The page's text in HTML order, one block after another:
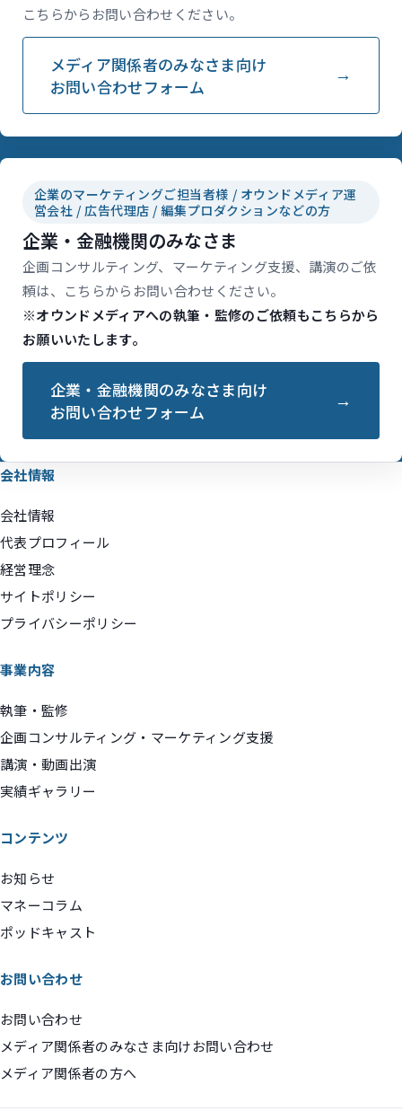
こちらからお問い合わせください。
メディア関係者のみなさま向け
お問い合わせフォーム
企業のマーケティングご担当者様 / オウンドメディア運
営会社 / 広告代理店 / 編集プロダクションなどの方
企業・金融機関のみなさま
企画コンサルティング、マーケティング支援、講演のご依
頼は、こちらからお問い合わせください。
※オウンドメディアへの執筆・監修のご依頼もこちらから
お願いいたします。
企業・金融機関のみなさま向け
お問い合わせフォーム
会社情報
会社情報
代表プロフィール
経営理念
サイトポリシー
プライバシーポリシー
事業内容
執筆・監修
企画コンサルティング・マーケティング支援
講演・動画出演
実績ギャラリー
コンテンツ
お知らせ
マネーコラム
ポッドキャスト
お問い合わせ
お問い合わせ
メディア関係者のみなさま向けお問い合わせ
メディア関係者の方へ